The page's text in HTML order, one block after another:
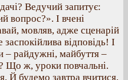
Ведучий запитує:
вопрос?». І вчені
мовляв, адже сценарій
відповідь! І
райдужні, майбуття –
Що ж, уроки повчальні.
Й будемо завтра вчитися.